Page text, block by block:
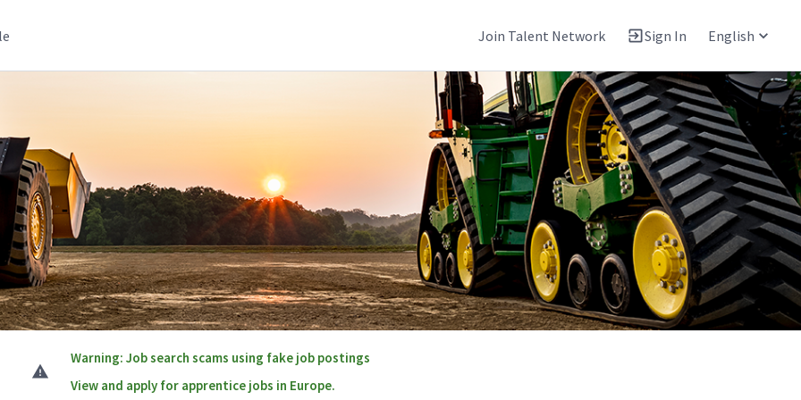
Join Talent Network Sign In English
Warning: Job search scams using fake job postings
View and apply for apprentice jobs in Europe.